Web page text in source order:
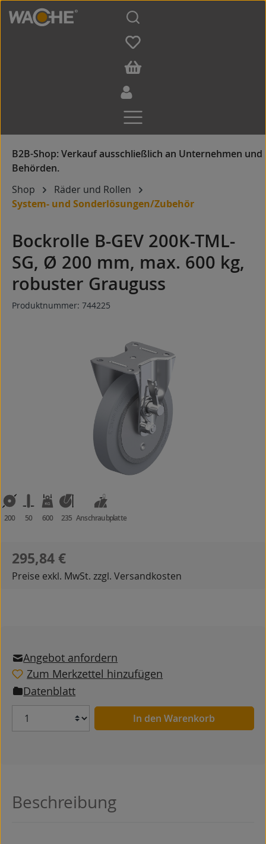
Zum Hauptinhalt springen
Shop
Räder und Rollen
System- und Sonderlösungen/Zubehör
Bockrolle B-GEV 200K-TML-
SG, Ø 200 mm, max. 600 kg,
robuster Grauguss
Produktnummer: 744225
200 50 600 235 Anschraubplatte
Regulärer Preis:
295,84 €
Preise exkl. MwSt. zzgl. Versandkosten
Angebot anfordern
Zum Merkzettel hinzufügen
Datenblatt
Anzahl In den Warenkorb
Beschreibung